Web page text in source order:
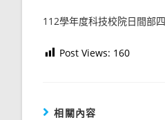
112學年度科技校院日間部
Post Views: 160
相關內容